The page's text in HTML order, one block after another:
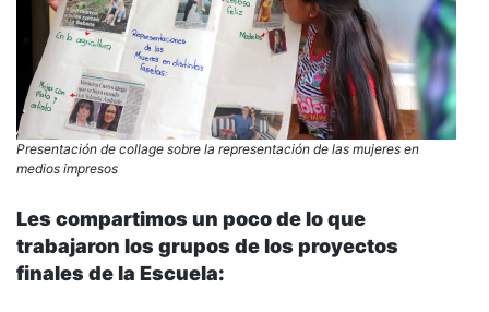
Presentación de collage sobre la representación de las mujeres en
medios impresos
Les compartimos un poco de lo que
trabajaron los grupos de los proyectos
finales de la Escuela: